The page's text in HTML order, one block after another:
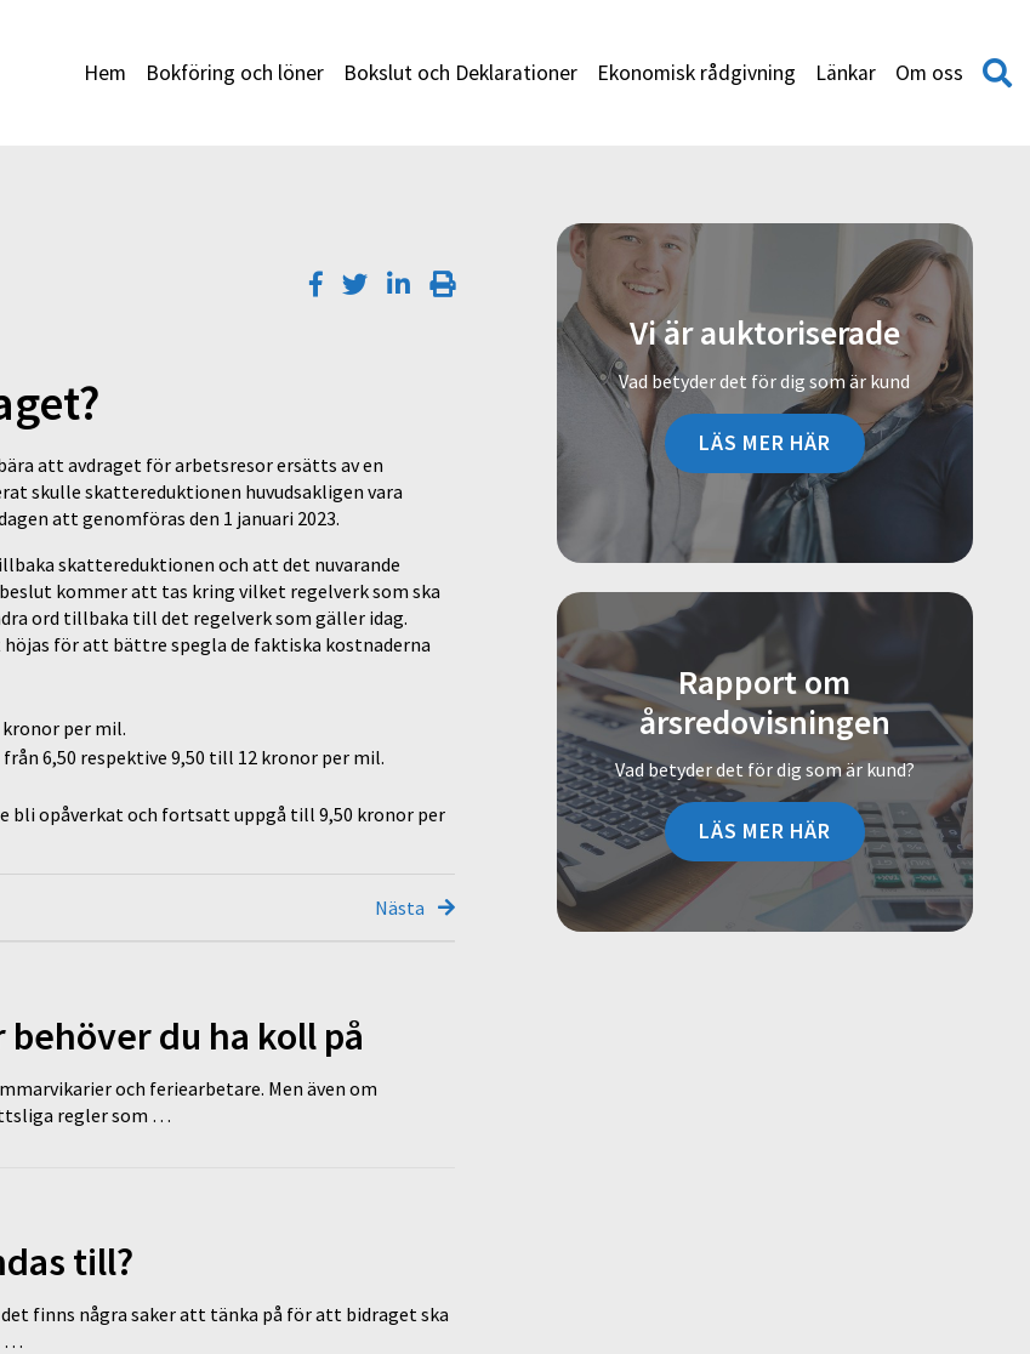
Hem Bokföring och löner Bokslut och Deklarationer Ekonomisk rådgivning Länkar Om oss
att avdraget för arbetsresor ersätts av en
skulle skattereduktionen huvudsakligen vara
att genomföras den 1 januari 2023.
skattereduktionen och att det nuvarande
kommer att tas kring vilket regelverk som ska
ord tillbaka till det regelverk som gäller idag.
för att bättre spegla de faktiska kostnaderna
per mil.
6,50 respektive 9,50 till 12 kronor per mil.
bli opåverkat och fortsatt uppgå till 9,50 kronor per
Nästa
du ha koll på
och feriearbetare. Men även om
regler som …
till?
finns några saker att tänka på för att bidraget ska
…
Vi är auktoriserade
Vad betyder det för dig som är kund
LÄS MER HÄR
Rapport om
årsredovisningen
Vad betyder det för dig som är kund?
LÄS MER HÄR